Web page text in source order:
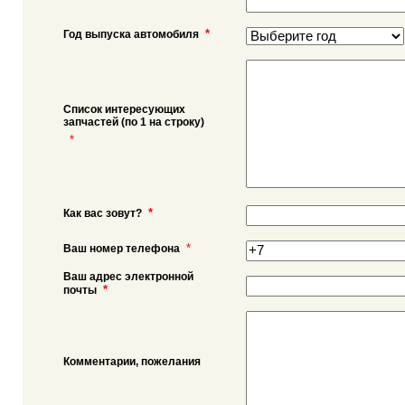
Год выпуска автомобиля *
Список интересующих
запчастей (по 1 на строку)
*
Как вас зовут? *
Ваш номер телефона *
Ваш адрес электронной
почты *
Комментарии, пожелания